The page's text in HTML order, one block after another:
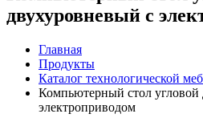
двухуровневый с
Главная
Продукты
Каталог технологической
Компьютерный стол угловой
электроприводом